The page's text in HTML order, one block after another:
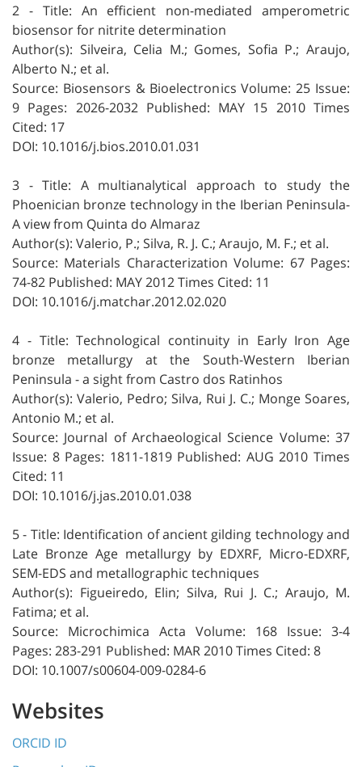
2 - Title: An efficient non-mediated amperometric
biosensor for nitrite determination
Author(s): Silveira, Celia M.; Gomes, Sofia P.; Araujo,
Alberto N.; et al.
Source: Biosensors & Bioelectronics Volume: 25 Issue:
9 Pages: 2026-2032 Published: MAY 15 2010 Times
Cited: 17
DOI: 10.1016/j.bios.2010.01.031
3 - Title: A multianalytical approach to study the
Phoenician bronze technology in the Iberian Peninsula-
A view from Quinta do Almaraz
Author(s): Valerio, P.; Silva, R. J. C.; Araujo, M. F.; et al.
Source: Materials Characterization Volume: 67 Pages:
74-82 Published: MAY 2012 Times Cited: 11
DOI: 10.1016/j.matchar.2012.02.020
4 - Title: Technological continuity in Early Iron Age
bronze metallurgy at the South-Western Iberian
Peninsula - a sight from Castro dos Ratinhos
Author(s): Valerio, Pedro; Silva, Rui J. C.; Monge Soares,
Antonio M.; et al.
Source: Journal of Archaeological Science Volume: 37
Issue: 8 Pages: 1811-1819 Published: AUG 2010 Times
Cited: 11
DOI: 10.1016/j.jas.2010.01.038
5 - Title: Identification of ancient gilding technology and
Late Bronze Age metallurgy by EDXRF, Micro-EDXRF,
SEM-EDS and metallographic techniques
Author(s): Figueiredo, Elin; Silva, Rui J. C.; Araujo, M.
Fatima; et al.
Source: Microchimica Acta Volume: 168 Issue: 3-4
Pages: 283-291 Published: MAR 2010 Times Cited: 8
DOI: 10.1007/s00604-009-0284-6
Websites
ORCID ID